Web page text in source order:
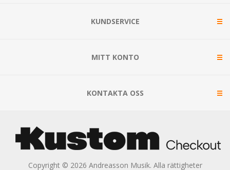
KUNDSERVICE
MITT KONTO
KONTAKTA OSS
Copyright © 2026 Andreasson Musik. Alla rättigheter